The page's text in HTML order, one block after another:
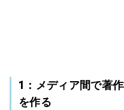
1：メディア間で著
を作る